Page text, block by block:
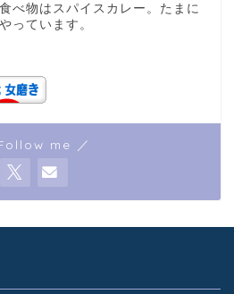
べ物はスパイスカレー。たまに
っています。
me ／